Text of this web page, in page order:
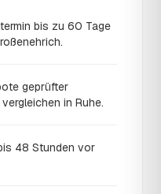
bis zu 60 Tage
geprüfter
in Ruhe.
48 Stunden vor